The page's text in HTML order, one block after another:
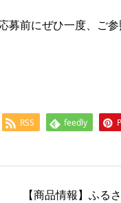
募前にぜひ一度、ご
RSS feedly
【商品情報】ふ